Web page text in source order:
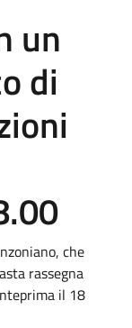
un
di
che
rassegna
il 18